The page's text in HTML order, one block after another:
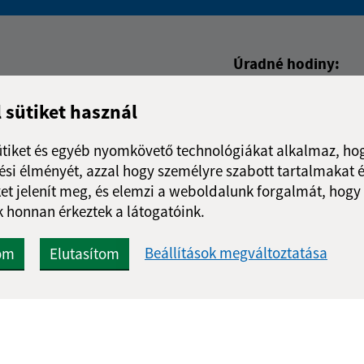
sütiket használ
és egyéb nyomkövető technológiákat alkalmaz,
élményét, azzal hogy személyre szabott tartalmakat
jelenít meg, és elemzi a weboldalunk forgalmát, hogy
honnan érkeztek a látogatóink.
Elutasítom Beállítások megváltoztatása
Úradné hodiny:
Kedd:
-
Szerda:
7:30 -
Csütörtök:
-